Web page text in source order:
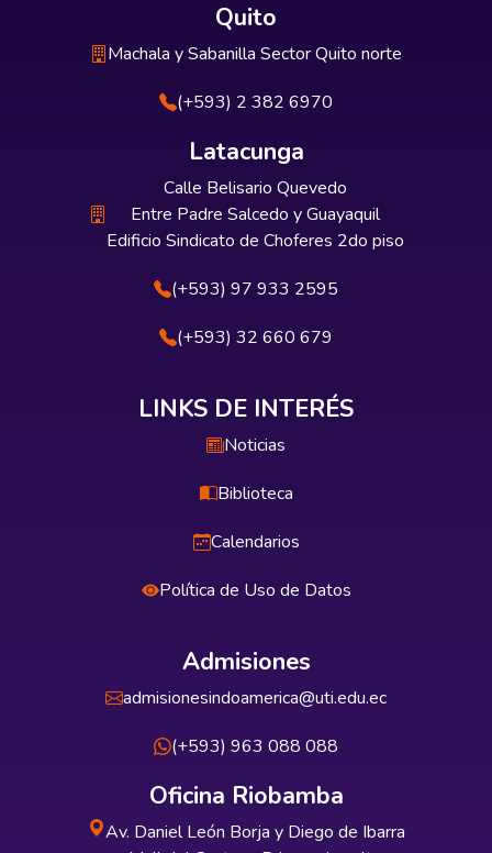
Quito
Machala y Sabanilla Sector Quito norte
(+593) 2 382 6970
Latacunga
Calle Belisario Quevedo
Entre Padre Salcedo y Guayaquil
Edificio Sindicato de Choferes 2do piso
(+593) 97 933 2595
(+593) 32 660 679
LINKS DE INTERÉS
Noticias
Biblioteca
Calendarios
Política de Uso de Datos
Admisiones
admisionesindoamerica@uti.edu.ec
(+593) 963 088 088
Oficina Riobamba
Av. Daniel León Borja y Diego de Ibarra